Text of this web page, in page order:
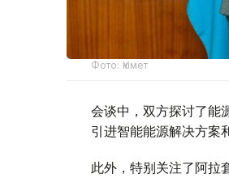
Фото: Үкімет
会谈中，双方探讨了能
引进智能能源解决方案
此外，特别关注了阿拉